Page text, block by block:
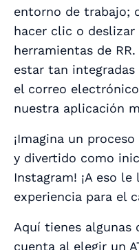
entorno de trabajo;
hacer clic o deslizar
herramientas de
estar tan
el correo
nuestra aplicación
¡Imagina un
y divertido como
Instagram! ¡A eso
experiencia para el
Aquí tienes algunas
cuenta al elegir un